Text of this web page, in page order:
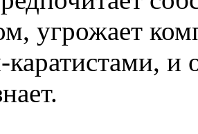
угрожает
каратистами, и